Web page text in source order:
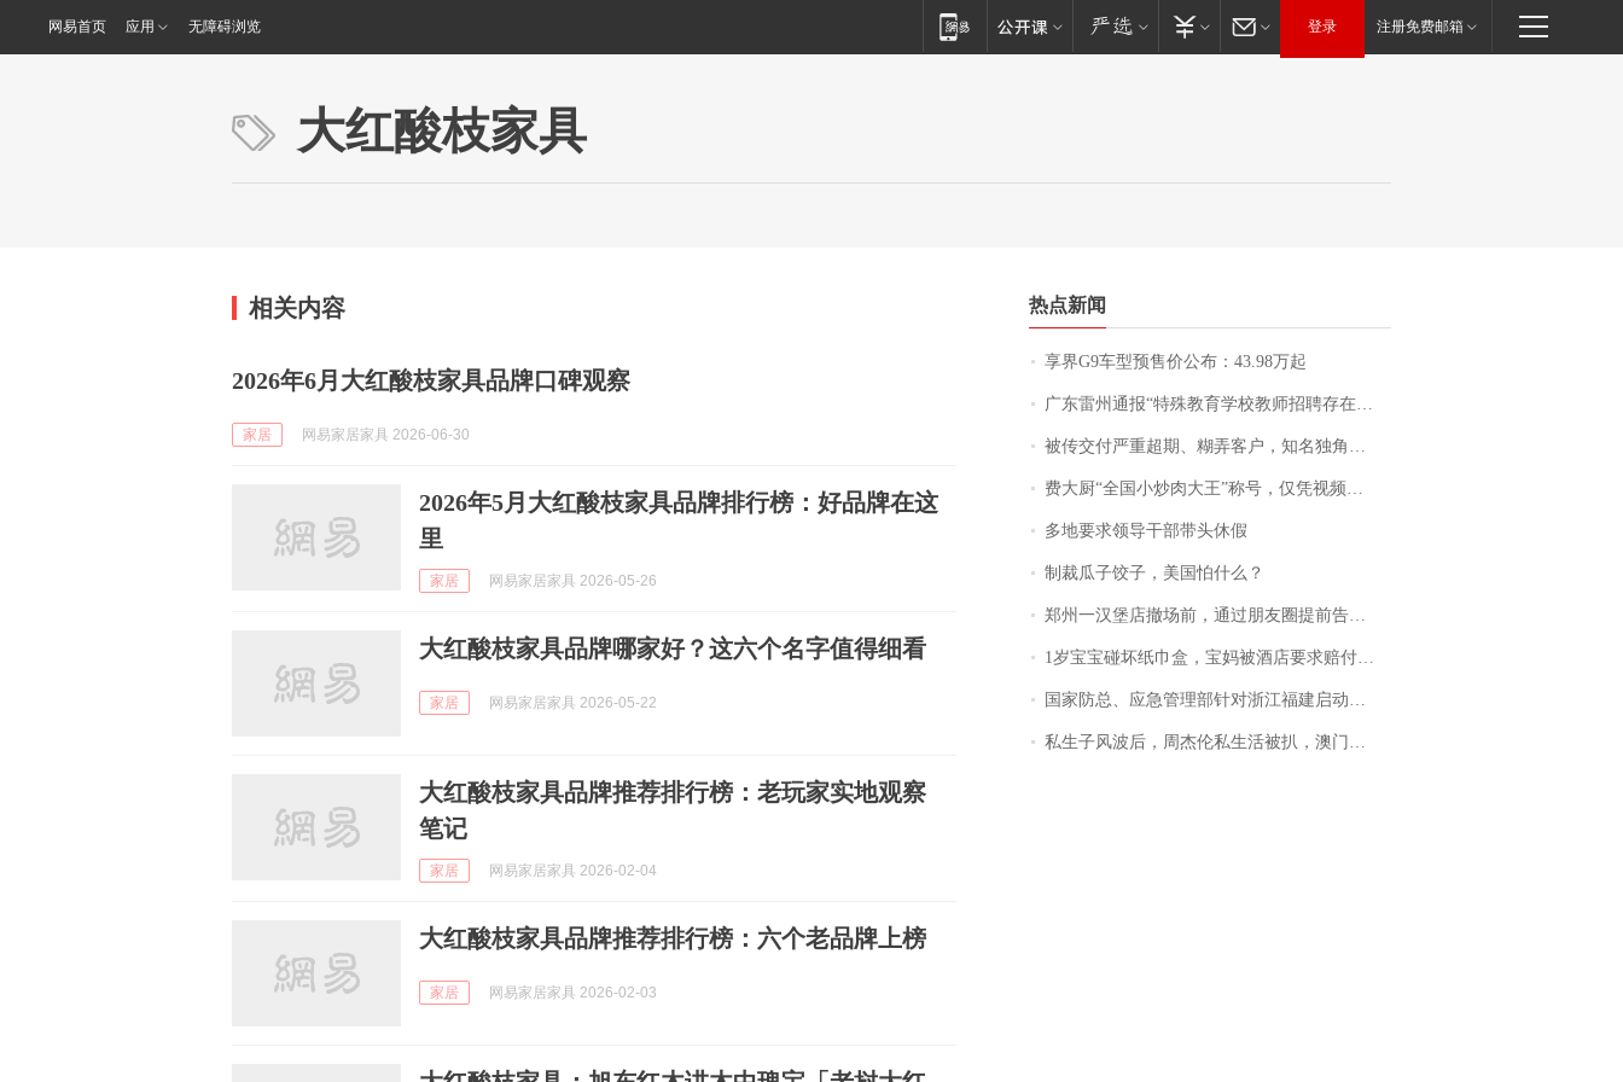
网易首页 应用 无障碍浏览 登录 注册免费邮箱
大红酸枝家具
相关内容
2026年6月大红酸枝家具品牌口碑观察
家居 网易家居家具 2026-06-30
2026年5月大红酸枝家具品牌排行榜：好品牌在这
里
家居 网易家居家具 2026-05-26
大红酸枝家具品牌哪家好？这六个名字值得细看
家居 网易家居家具 2026-05-22
大红酸枝家具品牌推荐排行榜：老玩家实地观察
笔记
家居 网易家居家具 2026-02-04
大红酸枝家具品牌推荐排行榜：六个老品牌上榜
家居 网易家居家具 2026-02-03
热点新闻
享界G9车型预售价公布：43.98万起
广东雷州通报“特殊教育学校教师招聘存在违规行为”：已启动问责程序 副校长被停职
被传交付严重超期、糊弄客户，知名独角兽车企创始人回应：都没证据，将依法采取措施，“本人长期与美国交管局保持沟通，对方表示肯定”
费大厨“全国小炒肉大王”称号，仅凭视频评出？中国烹饪协会回应
多地要求领导干部带头休假
制裁瓜子饺子，美国怕什么？
郑州一汉堡店撤场前，通过朋友圈提前告知逐一退费，有顾客仅剩1元也全被退回，分文不少；顾客：言而有信，让人感动
1岁宝宝碰坏纸巾盒，宝妈被酒店要求赔付924元！三亚一酒店回复：骨瓷定制！网友一查价格，吵翻了
国家防总、应急管理部针对浙江福建启动防汛防台风四级应急响应
私生子风波后，周杰伦私生活被扒，澳门输10亿传闻早已经水落石出